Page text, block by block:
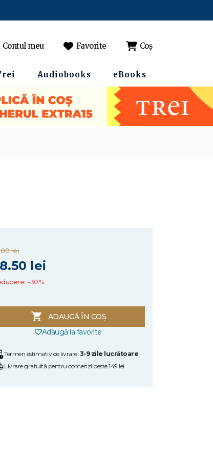
Contul meu Favorite Coș
Audiobooks eBooks
lei
lei
-30%
ADAUGĂ ÎN COȘ
Adaugă la favorite
Termen estimativ de livrare: 3-9 zile lucrătoare
Livrare gratuită pentru comenzi peste 149 lei